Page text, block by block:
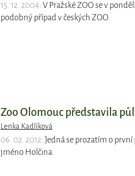
15. 12. 2004: V Pražské ZOO se v
podobný případ v českých ZOO.
Zoo Olomouc představila
Lenka Kadlíková
06. 02. 2012: Jedná se prozatím o
jméno Holčina.